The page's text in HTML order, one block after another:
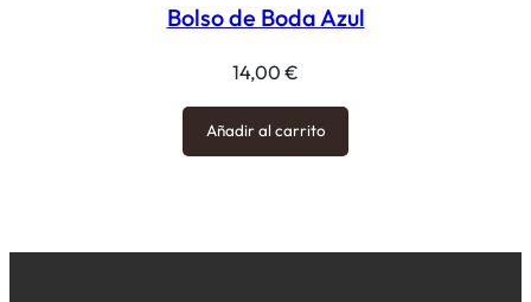
Bolso de Boda Azul
14,00 €
Añadir al carrito